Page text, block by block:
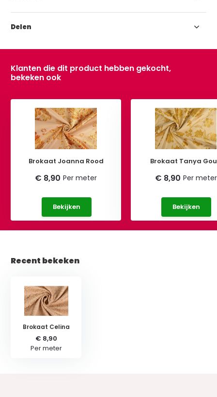
Delen
Klanten die dit product hebben gekocht,
bekeken ook
Brokaat Joanna Rood
€ 8,90 Per meter
Bekijken
Brokaat Tanya
€ 8,90 Per meter
Bekijken
Recent bekeken
Brokaat Celina
€ 8,90
Per meter